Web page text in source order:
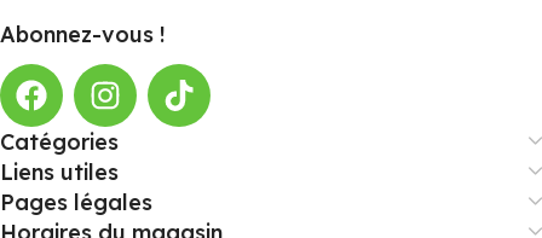
Abonnez-vous !
Catégories
Liens utiles
Pages légales